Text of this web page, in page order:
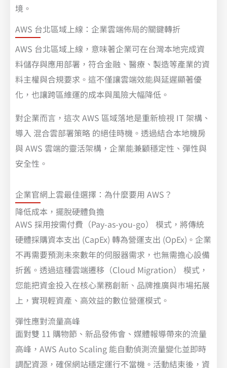
境。
AWS 台北區域上線：企業雲端佈局的關鍵轉折
AWS 台北區域上線，意味著企業可在台灣本地完成資
料儲存與應用部署，符合金融、醫療、製造等產業的資
料主權與合規要求。這不僅讓雲端效能與延遲顯著優
化，也讓跨區維運的成本與風險大幅降低。
對企業而言，這次 AWS 區域落地是重新檢視 IT 架構、
導入 混合雲部署策略 的絕佳時機。透過結合本地機房
與 AWS 雲端的靈活架構，企業能兼顧穩定性、彈性與
安全性。
企業官網上雲最佳選擇：為什麼要用 AWS？
降低成本，擺脫硬體負擔
AWS 採用按需付費（Pay-as-you-go） 模式，將傳統
硬體採購資本支出 (CapEx) 轉為營運支出 (OpEx)。企業
不再需要預測未來數年的伺服器需求，也無需擔心設備
折舊。透過這種雲端遷移（Cloud Migration） 模式，
您能把資金投入在核心業務創新、品牌推廣與市場拓展
上，實現輕資產、高效益的數位營運模式。
彈性應對流量高峰
面對雙 11 購物節、新品發佈會、媒體報導帶來的流量
高峰，AWS Auto Scaling 能自動偵測流量變化並即時
調配資源，確保網站穩定運行不當機。活動結束後，資